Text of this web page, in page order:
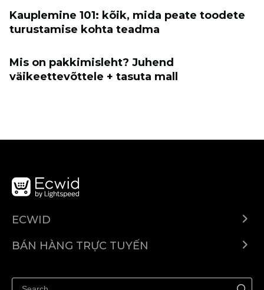
Kauplemine 101: kõik, mida peate toodete
turustamise kohta teadma
Mis on pakkimisleht? Juhend
väikeettevõttele + tasuta mall
ECWID
Trung tâm trợ giúp
BÁN HÀNG TRỰC TUYẾN
Quảng bá ở bất cứ đâu